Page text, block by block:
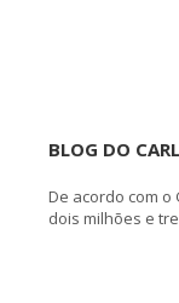
BLOG DO
De acordo com o
dois milhões e